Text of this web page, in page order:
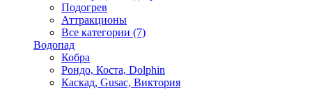
Подогрев
Аттракционы
Все категории (7)
Водопад
Кобра
Рондо, Коста, Dolphin
Каскад, Gusac, Виктория